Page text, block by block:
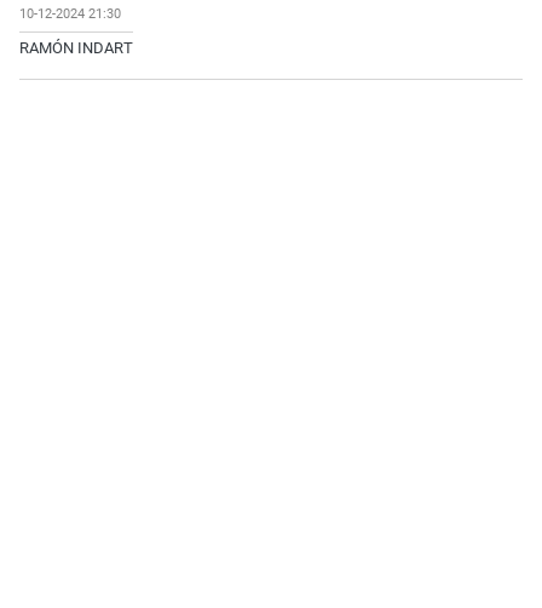
10-12-2024 21:30
RAMÓN INDART